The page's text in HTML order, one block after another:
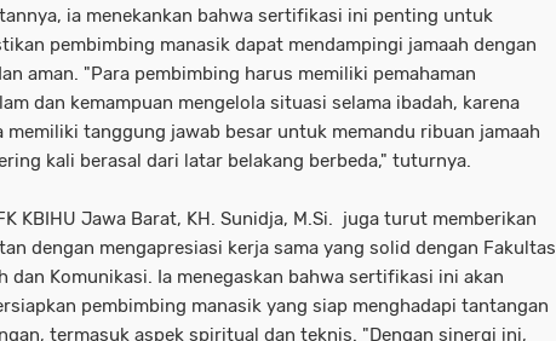
ia menekankan bahwa sertifikasi ini penting untuk
pembimbing manasik dapat mendampingi jamaah dengan
aman. "Para pembimbing harus memiliki pemahaman
dan kemampuan mengelola situasi selama ibadah, karena
memiliki tanggung jawab besar untuk memandu ribuan jamaah
kali berasal dari latar belakang berbeda," tuturnya.
KBIHU Jawa Barat, KH. Sunidja, M.Si. juga turut memberikan
dengan mengapresiasi kerja sama yang solid dengan Fakultas
dan Komunikasi. Ia menegaskan bahwa sertifikasi ini akan
pembimbing manasik yang siap menghadapi tantangan
termasuk aspek spiritual dan teknis. "Dengan sinergi ini,